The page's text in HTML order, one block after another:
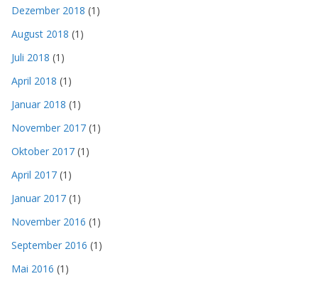
Dezember 2018 (1)
August 2018 (1)
Juli 2018 (1)
April 2018 (1)
Januar 2018 (1)
November 2017 (1)
Oktober 2017 (1)
April 2017 (1)
Januar 2017 (1)
November 2016 (1)
September 2016 (1)
Mai 2016 (1)